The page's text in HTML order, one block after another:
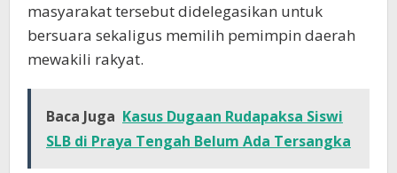
masyarakat tersebut didelegasikan untuk
bersuara sekaligus memilih pemimpin daerah
mewakili rakyat.
Baca Juga Kasus Dugaan Rudapaksa Siswi
SLB di Praya Tengah Belum Ada Tersangka